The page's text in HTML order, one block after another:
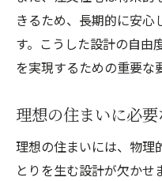
ゆとりある暮らし
注文住宅で心
平和的な生活
将来を見据え
家族の成長に
安心と快適を両立
きるため、長期的に安心
す。こうした設計の自由
を実現するための重要な
理想の住まいに必
理想の住まいには、物理
とりを生む設計が欠かせ